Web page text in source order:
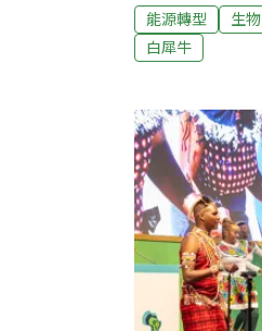
縣府25日召開會
內將正式公告。
道區率先改善墾
年啟動古榕步道
邊緣以咾咕石排
其中，讓人宛若
能源轉型 生
白犀牛